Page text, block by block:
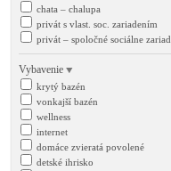
chata – chalupa
privát s vlast. soc. zariadením
privát – spoločné sociálne zariad.
Vybavenie
krytý bazén
vonkajší bazén
wellness
internet
domáce zvieratá povolené
detské ihrisko